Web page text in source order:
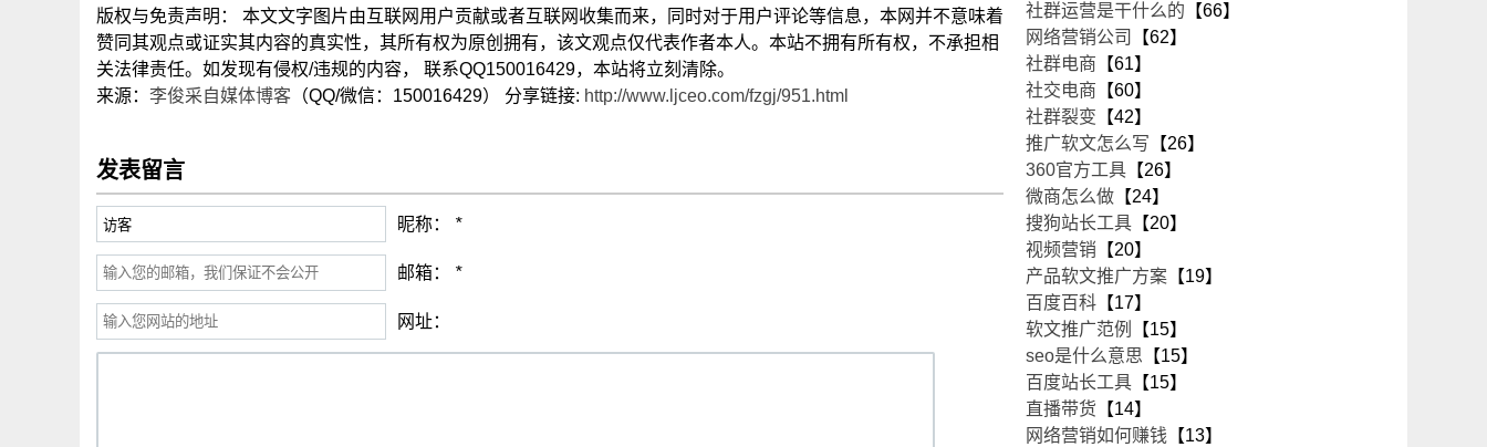
版权与免责声明： 本文文字图片由互联网用户贡献或者互联网收集而来，同时对于用户评论等信息，本网并不意味着
赞同其观点或证实其内容的真实性，其所有权为原创拥有，该文观点仅代表作者本人。本站不拥有所有权，不承担相
关法律责任。如发现有侵权/违规的内容， 联系QQ150016429，本站将立刻清除。
来源： 李俊采自媒体博客 （QQ/微信：150016429） 分享链接: http://www.ljceo.com/fzgj/951.html
发表留言
昵称： *
邮箱： *
网址：
社群运营是干什么的 【66】
网络营销公司
【62】
社群电商 【61】
社交电商 【60】
社群裂变 【42】
推广软文怎么写 【26】
360官方工具 【26】
微商怎么做 【24】
搜狗站长工具 【20】
视频营销 【20】
产品软文推广方案 【19】
百度百科 【17】
软文推广范例
【15】
seo是什么意思 【15】
百度站长工具 【15】
直播带货 【14】
网络营销如何赚钱 【13】